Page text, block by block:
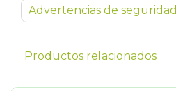
Advertencias de seguridad
Productos relacionados